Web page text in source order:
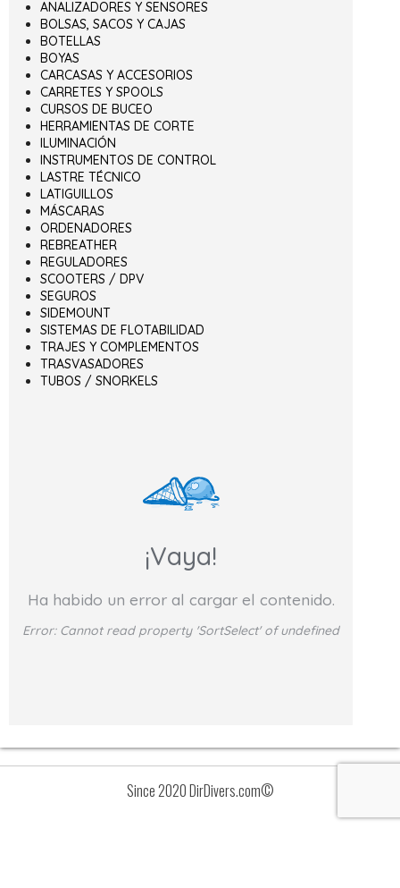
ANALIZADORES Y SENSORES
BOLSAS, SACOS Y CAJAS
BOTELLAS
BOYAS
CARCASAS Y ACCESORIOS
CARRETES Y SPOOLS
CURSOS DE BUCEO
HERRAMIENTAS DE CORTE
ILUMINACIÓN
INSTRUMENTOS DE CONTROL
LASTRE TÉCNICO
LATIGUILLOS
MÁSCARAS
ORDENADORES
REBREATHER
REGULADORES
SCOOTERS / DPV
SEGUROS
SIDEMOUNT
SISTEMAS DE FLOTABILIDAD
TRAJES Y COMPLEMENTOS
TRASVASADORES
TUBOS / SNORKELS
¡Vaya!
Ha habido un error al cargar el contenido.
Error: Cannot read property 'SortSelect' of undefined
Since 2020 DirDivers.com©